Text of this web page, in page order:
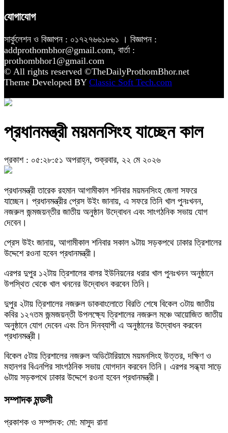
যোগাযোগ
সার্কুলেশন ও বিজ্ঞাপন : ০১৭২৭৬৬১৮৬১ । বিজ্ঞাপন :
addprothombhor@gmail.com, বার্তা :
prothombhor1@gmail.com
© All rights reserved ©TheDailyProthomBhor.net
Theme Developed BY Classic Soft Tech.com
প্রধানমন্ত্রী ময়মনসিংহ যাচ্ছেন কাল
প্রকাশ : ০৫:২৮:৫১ অপরাহ্ন, শুক্রবার, ২২ মে ২০২৬
প্রধানমন্ত্রী তারেক রহমান আগামীকাল শনিবার ময়মনসিংহ জেলা সফরে
যাচ্ছেন। প্রধানমন্ত্রীর প্রেস উইং জানায়, এ সফরে তিনি খাল পুনঃখনন,
নজরুল জন্মজয়ন্তীর জাতীয় অনুষ্ঠান উদ্বোধন এবং সাংগঠনিক সভায় যোগ
দেবেন।
প্রেস উইং জানায়, আগামীকাল শনিবার সকাল ৯টায় সড়কপথে ঢাকার ত্রিশালের
উদ্দেশে রওনা হবেন প্রধানমন্ত্রী।
এরপর দুপুর ১২টায় ত্রিশালের বালর ইউনিয়নের ধরার খাল পুনঃখনন অনুষ্ঠানে
উপস্থিত থেকে খাল খননের উদ্বোধন করবেন তিনি।
দুপুর ২টায় ত্রিশালের নজরুল ডাকবাংলোতে বিরতি শেষে বিকেল ৩টায় জাতীয়
কবির ১২৭তম জন্মজয়ন্তী উপলক্ষ্যে ত্রিশালের নজরুল মঞ্চে আয়োজিত জাতীয়
অনুষ্ঠানে যোগ দেবেন এবং তিন দিনব্যাপী এ অনুষ্ঠানের উদ্বোধন করবেন
প্রধানমন্ত্রী।
বিকেল ৫টায় ত্রিশালের নজরুল অডিটোরিয়ামে ময়মনসিংহ উত্তর, দক্ষিণ ও
মহানগর বিএনপির সাংগঠনিক সভায় যোগদান করবেন তিনি। এরপর সন্ধ্যা সাড়ে
৬টায় সড়কপথে ঢাকার উদ্দেশে রওনা হবেন প্রধানমন্ত্রী।
সম্পাদক মন্ডলী
প্রকাশক ও সম্পাদক: মো: মাসুদ রানা